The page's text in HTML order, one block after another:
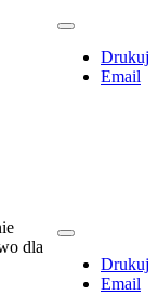
Drukuj
Email
Drukuj
Email
dla